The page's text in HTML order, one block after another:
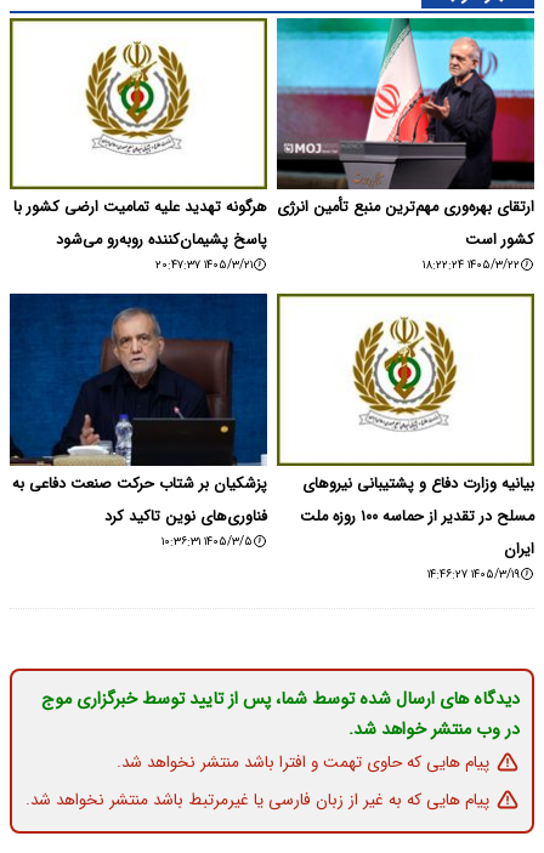
ارتقای بهره‌وری مهم‌ترین منبع تأمین انرژی
کشور است
۱۴۰۵/۳/۲۲ ۱۸:۲۲:۲۴
هرگونه تهدید علیه تمامیت ارضی کشور با
پاسخ پشیمان‌کننده روبه‌رو می‌شود
۱۴۰۵/۳/۲۱ ۲۰:۴۷:۳۷
بیانیه وزارت دفاع و پشتیبانی نیروهای
مسلح در تقدیر از حماسه ۱۰۰ روزه ملت
ایران
۱۴۰۵/۳/۱۹ ۱۴:۴۶:۲۷
پزشکیان بر شتاب حرکت صنعت دفاعی به
فناوری‌های نوین تاکید کرد
۱۴۰۵/۳/۵ ۱۰:۳۶:۳۱
دیدگاه های ارسال شده توسط شما، پس از تایید توسط خبرگزاری موج
در وب منتشر خواهد شد.
پیام هایی که حاوی تهمت و افترا باشد منتشر نخواهد شد.
پیام هایی که به غیر از زبان فارسی یا غیرمرتبط باشد منتشر نخواهد شد.